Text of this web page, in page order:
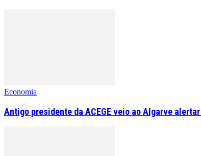
Economia
Antigo presidente da ACEGE veio ao Algarve